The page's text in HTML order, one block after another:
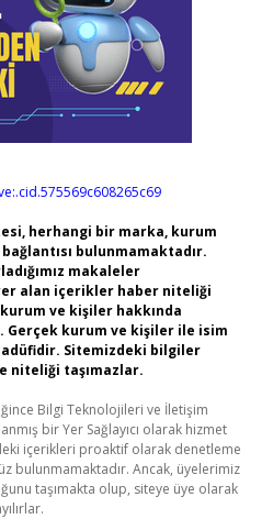
herhangi bir marka, kurum
bulunmamaktadır.
makaleler
alan içerikler haber niteliği
ve kişiler hakkında
Gerçek kurum ve kişiler ile isim
Sitemizdeki bilgiler
niteliği taşımazlar.
Bilgi Teknolojileri ve İletişim
bir Yer Sağlayıcı olarak hizmet
içerikleri proaktif olarak denetleme
bulunmamaktadır. Ancak, üyelerimiz
taşımakta olup, siteye üye olarak